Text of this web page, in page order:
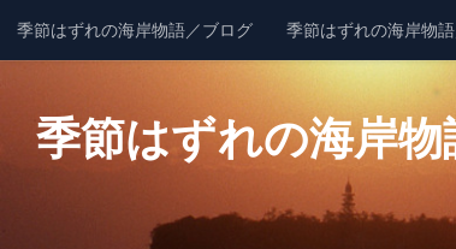
コンテンツへスキップ
季節はずれの海岸物語／ブログ 季節はずれの海岸物
季節はずれの海岸物